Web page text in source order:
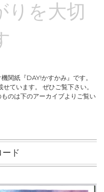
りを大切
関紙『DAY!かすかみ』です。
ています。 ぜひご覧下さい。
のは下のアーカイブよりご覧い
ード